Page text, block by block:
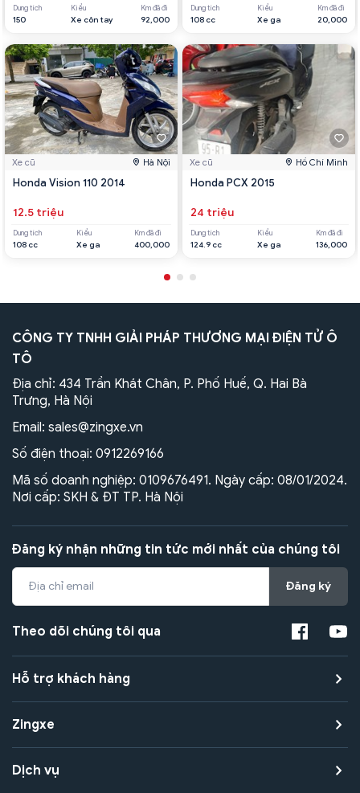
Dung tích
150
Kiểu
Xe côn tay
Km đã đi
92,000
Xe cũ Hà Nội
Honda Vision 110 2014
12.5 triệu
Dung tích
108 cc
Kiểu
Xe ga
Km đã đi
400,000
Dung tích
108 cc
Kiểu
Xe ga
Km đã đi
20,000
Xe cũ Hồ Chí Minh
Honda PCX 2015
24 triệu
Dung tích
124.9 cc
Kiểu
Xe ga
Km đã đi
136,000
CÔNG TY TNHH GIẢI PHÁP THƯƠNG MẠI ĐIỆN TỬ Ô
TÔ
Địa chỉ: 434 Trần Khát Chân, P. Phố Huế, Q. Hai Bà
Trưng, Hà Nội
Email: sales@zingxe.vn
Số điện thoại: 0912269166
Mã số doanh nghiệp: 0109676491. Ngày cấp: 08/01/2024.
Nơi cấp: SKH & ĐT TP. Hà Nội
Đăng ký nhận những tin tức mới nhất của chúng tôi
Đăng ký
Theo dõi chúng tôi qua
Hỗ trợ khách hàng
Zingxe
Dịch vụ